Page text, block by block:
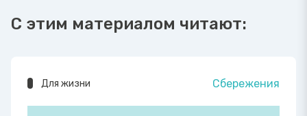
С этим материалом читают:
Для жизни Сбережения